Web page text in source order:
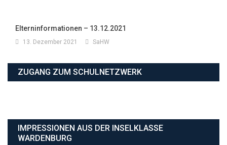
Elterninformationen – 13.12.2021
13. Dezember 2021 SaHW
ZUGANG ZUM SCHULNETZWERK
IMPRESSIONEN AUS DER INSELKLASSE
WARDENBURG